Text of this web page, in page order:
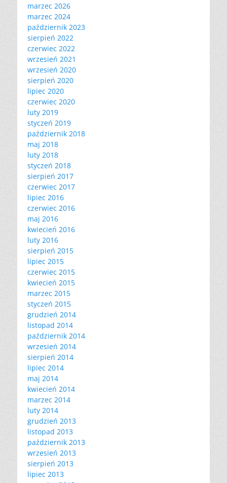
marzec 2026
marzec 2024
październik 2023
sierpień 2022
czerwiec 2022
wrzesień 2021
wrzesień 2020
sierpień 2020
lipiec 2020
czerwiec 2020
luty 2019
styczeń 2019
październik 2018
maj 2018
luty 2018
styczeń 2018
sierpień 2017
czerwiec 2017
lipiec 2016
czerwiec 2016
maj 2016
kwiecień 2016
luty 2016
sierpień 2015
lipiec 2015
czerwiec 2015
kwiecień 2015
marzec 2015
styczeń 2015
grudzień 2014
listopad 2014
październik 2014
wrzesień 2014
sierpień 2014
lipiec 2014
maj 2014
kwiecień 2014
marzec 2014
luty 2014
grudzień 2013
listopad 2013
październik 2013
wrzesień 2013
sierpień 2013
lipiec 2013